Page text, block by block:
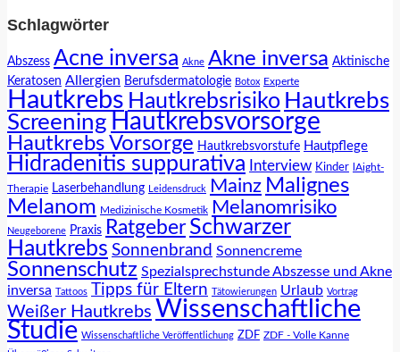
Schlagwörter
Abszess Acne inversa Akne Akne inversa Aktinische
Keratosen Allergien Berufsdermatologie Botox Experte
Hautkrebs Hautkrebsrisiko Hautkrebs
Screening Hautkrebsvorsorge
Hautkrebs Vorsorge Hautkrebsvorstufe Hautpflege
Hidradenitis suppurativa Interview Kinder lAight-
Therapie Laserbehandlung Leidensdruck Mainz Malignes
Melanom Medizinische Kosmetik Melanomrisiko
Neugeborene Praxis Ratgeber Schwarzer
Hautkrebs Sonnenbrand Sonnencreme
Sonnenschutz Spezialsprechstunde Abszesse und Akne
inversa Tattoos Tipps für Eltern Tätowierungen Urlaub Vortrag
Weißer Hautkrebs Wissenschaftliche
Studie Wissenschaftliche Veröffentlichung ZDF ZDF - Volle Kanne